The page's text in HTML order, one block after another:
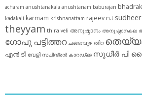
acharam anushtanakala anushtanam baburajan
kadakali karmam krishnanattam rajeev n.t
theyyam thira veli അനുഷ്ഠാനം അനുഷ്ഠാനകല
ഗോപു പട്ടിത്തറ ചങ്ങമ്പുഴ തിറ
എൻ ടി വേളി സചീന്ദ്രന്‍ കാറഡ്ക്ക സുധീര്‍ പി